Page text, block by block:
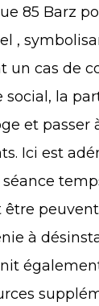
85 Barz
,
un cas de
social, la
et passer
Ici est
à